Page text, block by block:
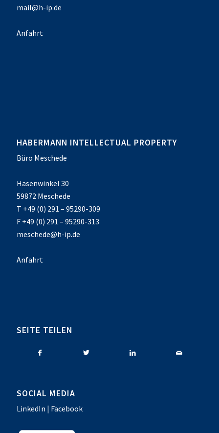
mail@h-ip.de
Anfahrt
HABERMANN INTELLECTUAL PROPERTY
Büro Meschede
Hasenwinkel 30
59872 Meschede
T +49 (0) 291 – 95290-309
F +49 (0) 291 – 95290-313
meschede@h-ip.de
Anfahrt
SEITE TEILEN
SOCIAL MEDIA
LinkedIn | Facebook